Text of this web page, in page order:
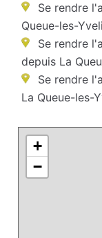
Se rendre
Queue-les-
Se rendre
depuis La
Se rendre
La Queue-les-
+
−